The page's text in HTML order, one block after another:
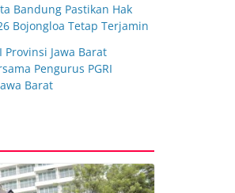
Bandung Pastikan Hak
Bojongloa Tetap Terjamin
Provinsi Jawa Barat
Pengurus PGRI
Barat